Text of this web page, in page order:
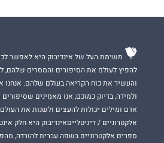
משימת העל של אינדיבוק היא לאפשר
להפיץ לעולם את הסיפורים והמסרים שלהם,
והעשיר את כוח הקריאה בעולם שלהם. אנחנו
ולמידה, בדיוק כמוכם, אנו מאמינים
אדם ומילים יכולות להעצים ולשנות את
אלקטרוניים / דיגיטלייםאינדיבוק היא חלק
ספרים אלקטרוניים בשפה עברית להורדה,